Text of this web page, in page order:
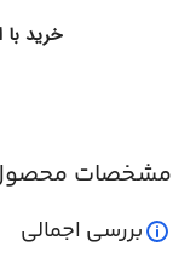
خرید
مشخصات
بررسی اجمالی